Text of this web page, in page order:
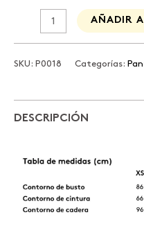
AÑADIR
SKU: P0018 Categorías:
DESCRIPCIÓN